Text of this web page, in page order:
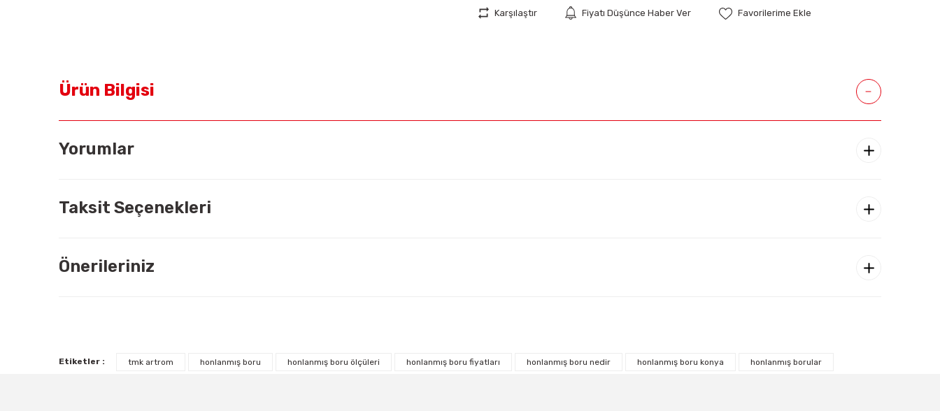
Karşılaştır Fiyatı Düşünce Haber Ver
Ürün Bilgisi
Yorumlar
Taksit Seçenekleri
Önerileriniz
Etiketler : tmk artrom honlanmış boru honlanmış boru ölçüleri honlanmış boru fiyatları honlanmış boru nedir honlanmış boru konya honlanmış borular